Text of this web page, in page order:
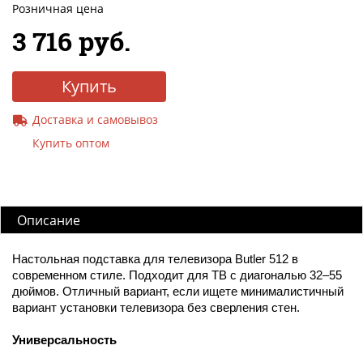
Розничная цена
3 716 руб.
Купить
Доставка и самовывоз
Купить оптом
Описание
Настольная подставка для телевизора Butler 512 в
современном стиле. Подходит для ТВ с диагональю 32–55
дюймов. Отличный вариант, если ищете минималистичный
вариант установки телевизора без сверления стен.
Универсальность